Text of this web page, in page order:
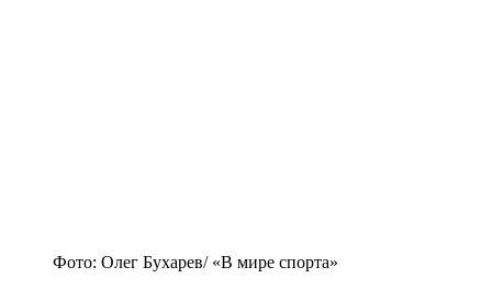
Фото: Олег Бухарев/ «В мире спорта»